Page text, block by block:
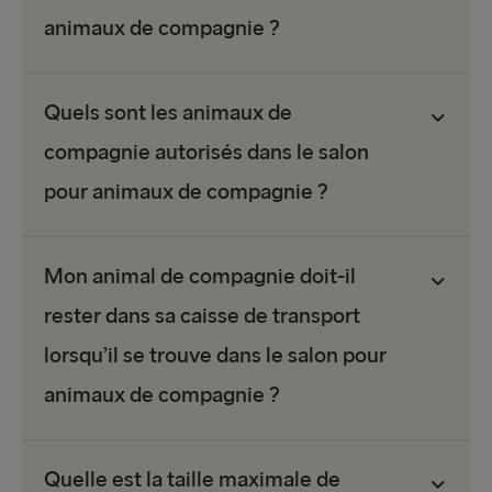
animaux de compagnie ?
Quels sont les animaux de
compagnie autorisés dans le salon
pour animaux de compagnie ?
Mon animal de compagnie doit-il
rester dans sa caisse de transport
lorsqu’il se trouve dans le salon pour
animaux de compagnie ?
Quelle est la taille maximale de